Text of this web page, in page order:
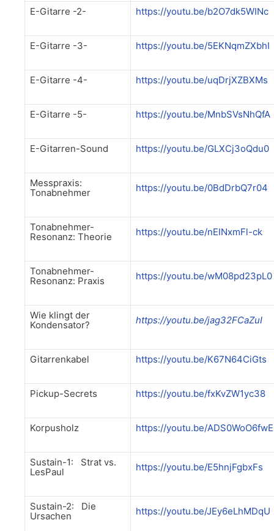
E-Gitarre -2- https://youtu.be/b2O7dk5WINc
E-Gitarre -3- https://youtu.be/5EKNqmZXbhI
E-Gitarre -4- https://youtu.be/uqDrjXZBXMs
E-Gitarre -5- https://youtu.be/MnbSVsNhQfA
E-Gitarren-Sound https://youtu.be/GLXCj3oQdu0
Messpraxis:
Tonabnehmer
https://youtu.be/0BdDrbQ7r04
Tonabnehmer-
Resonanz: Theorie
https://youtu.be/nEINxmFl-ck
Tonabnehmer-
Resonanz: Praxis
https://youtu.be/wM08pd23pL0
Wie klingt der
Kondensator?
https://youtu.be/jag32FCaZuI
Gitarrenkabel https://youtu.be/K67N64CiGts
Pickup-Secrets https://youtu.be/fxKvZW1yc38
Korpusholz https://youtu.be/ADS0WoO6fwE
Sustain-1: Strat vs.
LesPaul
https://youtu.be/E5hnjFgbxFs
Sustain-2: Die
Ursachen
https://youtu.be/JEy6eLhMDqU